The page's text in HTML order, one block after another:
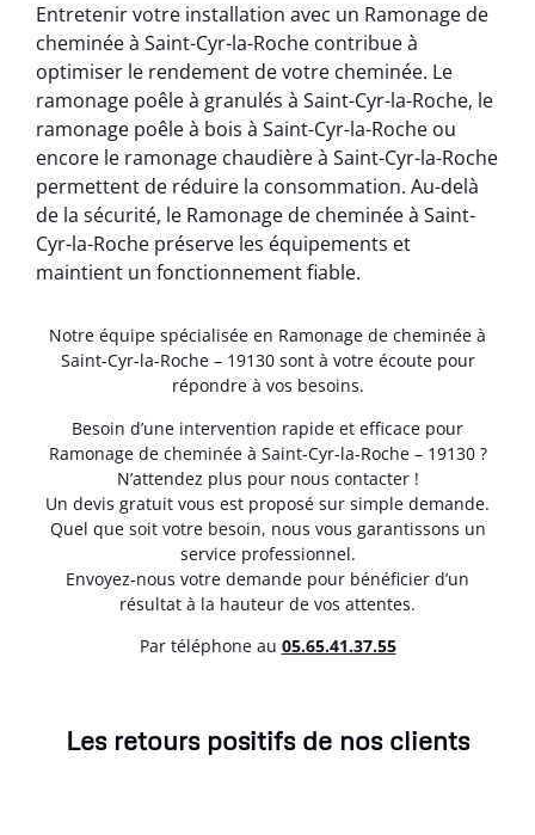
Entretenir votre installation avec un Ramonage de
cheminée à Saint-Cyr-la-Roche contribue à
optimiser le rendement de votre cheminée. Le
ramonage poêle à granulés à Saint-Cyr-la-Roche, le
ramonage poêle à bois à Saint-Cyr-la-Roche ou
encore le ramonage chaudière à Saint-Cyr-la-Roche
permettent de réduire la consommation. Au-delà
de la sécurité, le Ramonage de cheminée à Saint-
Cyr-la-Roche préserve les équipements et
maintient un fonctionnement fiable.
Notre équipe spécialisée en Ramonage de cheminée à
Saint-Cyr-la-Roche – 19130 sont à votre écoute pour
répondre à vos besoins.
Besoin d’une intervention rapide et efficace pour
Ramonage de cheminée à Saint-Cyr-la-Roche – 19130 ?
N’attendez plus pour nous contacter !
Un devis gratuit vous est proposé sur simple demande.
Quel que soit votre besoin, nous vous garantissons un
service professionnel.
Envoyez-nous votre demande pour bénéficier d’un
résultat à la hauteur de vos attentes.
Par téléphone au 05.65.41.37.55
Les retours positifs de nos clients